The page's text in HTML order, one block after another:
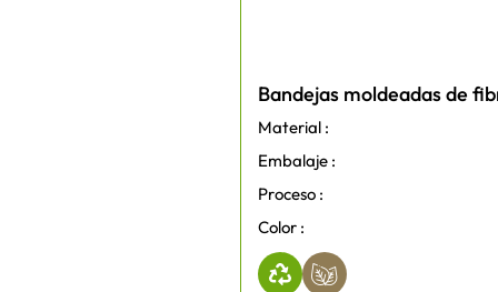
Bandejas moldeadas de
Material :
Embalaje :
Proceso :
Color :